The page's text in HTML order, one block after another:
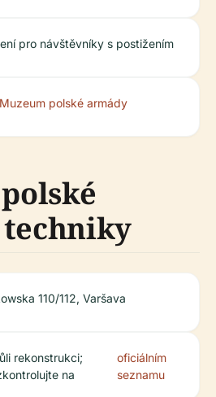
pro návštěvníky s postižením
Muzeum polské armády
110/112, Varšava
rekonstrukci;
na
oficiálním
seznamu